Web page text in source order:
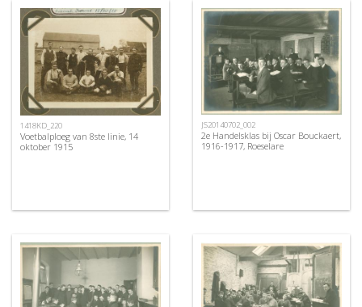
1418KD_220
Voetbalploeg van 8ste linie, 14
oktober 1915
JS20140702_002
2e Handelsklas bij Oscar Bouckaert,
1916-1917, Roeselare